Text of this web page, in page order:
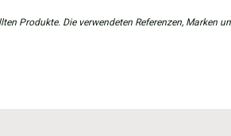
Produkte. Die verwendeten Referenzen, Marken